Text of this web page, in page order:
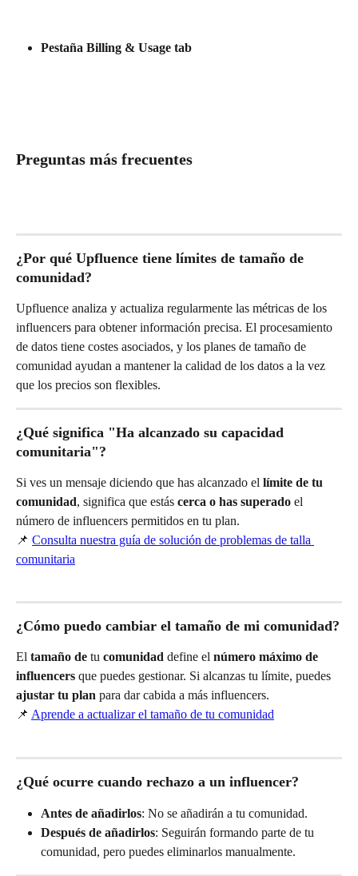
Pestaña Billing & Usage tab
Preguntas más frecuentes
¿Por qué Upfluence tiene límites de tamaño de
comunidad?
Upfluence analiza y actualiza regularmente las métricas de los
influencers para obtener información precisa. El procesamiento
de datos tiene costes asociados, y los planes de tamaño de
comunidad ayudan a mantener la calidad de los datos a la vez
que los precios son flexibles.
¿Qué significa "Ha alcanzado su capacidad
comunitaria"?
Si ves un mensaje diciendo que has alcanzado el límite de tu
comunidad, significa que estás cerca o has superado el
número de influencers permitidos en tu plan.
📌 Consulta nuestra guía de solución de problemas de talla
comunitaria
¿Cómo puedo cambiar el tamaño de mi comunidad?
El tamaño de tu comunidad define el número máximo de
influencers que puedes gestionar. Si alcanzas tu límite, puedes
ajustar tu plan para dar cabida a más influencers.
📌 Aprende a actualizar el tamaño de tu comunidad
¿Qué ocurre cuando rechazo a un influencer?
Antes de añadirlos: No se añadirán a tu comunidad.
Después de añadirlos: Seguirán formando parte de tu
comunidad, pero puedes eliminarlos manualmente.